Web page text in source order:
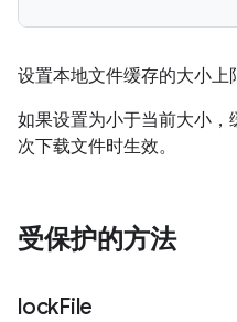
设置本地文件缓存的大小上
如果设置为小于当前大小
次下载文件时生效。
受保护的方法
lockFile